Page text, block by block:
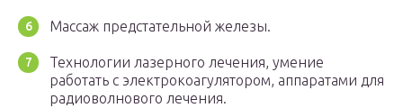
Массаж предстательной железы.
Технологии лазерного лечения, умение
работать с электрокоагулятором, аппаратами для
радиоволнового лечения.